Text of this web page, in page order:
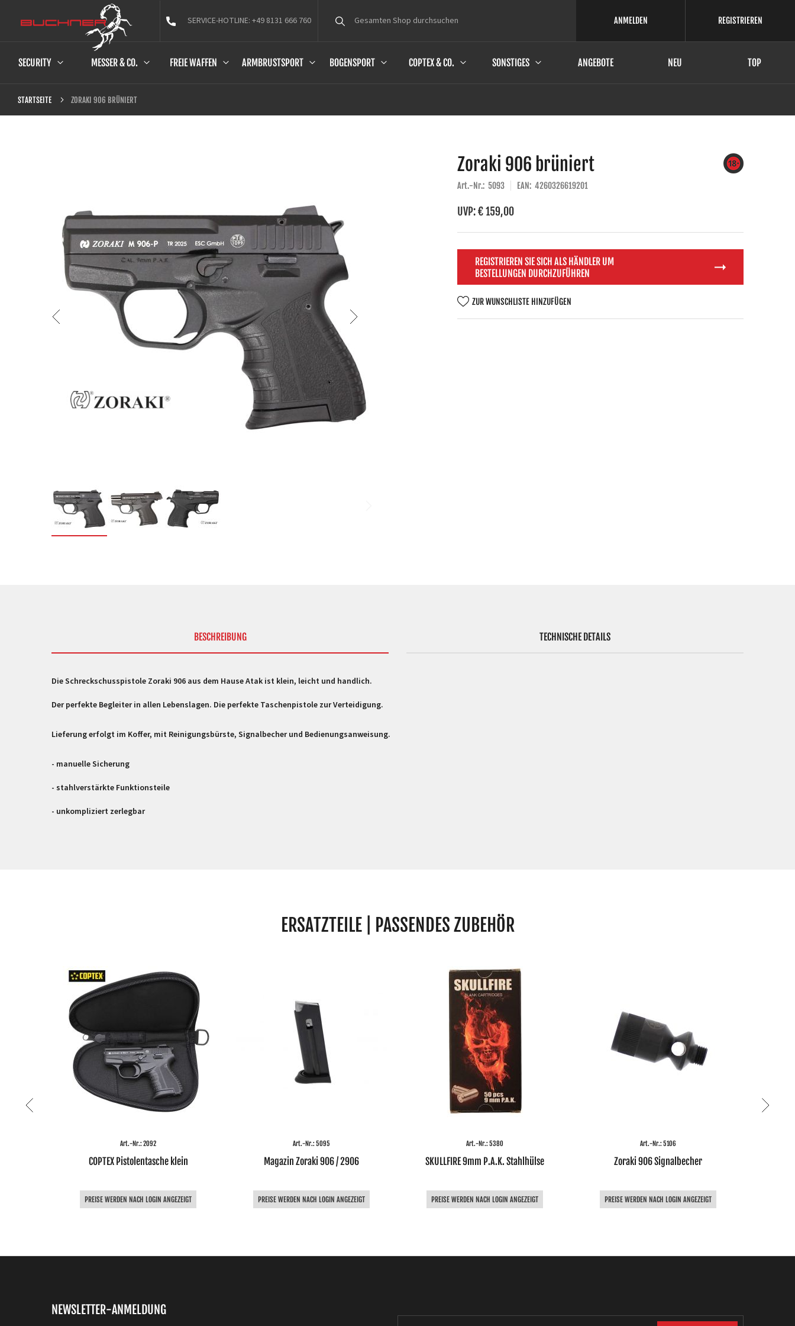
SERVICE-HOTLINE: +49 8131 666 760 ANMELDEN REGISTRIEREN
SECURITY MESSER & CO. FREIE WAFFEN ARMBRUSTSPORT BOGENSPORT COPTEX & CO. SONSTIGES ANGEBOTE NEU TOP
STARTSEITE ZORAKI 906 BRÜNIERT
Zoraki 906 brüniert
Art.-Nr.: 5093 EAN: 4260326619201
UVP: € 159,00
REGISTRIEREN SIE SICH ALS HÄNDLER UM
BESTELLUNGEN DURCHZUFÜHREN
ZUR WUNSCHLISTE HINZUFÜGEN
BESCHREIBUNG
Die Schreckschusspistole Zoraki 906 aus dem Hause Atak ist klein, leicht und handlich.
Der perfekte Begleiter in allen Lebenslagen. Die perfekte Taschenpistole zur Verteidigung.
Lieferung erfolgt im Koffer, mit Reinigungsbürste, Signalbecher und Bedienungsanweisung.
- manuelle Sicherung
- stahlverstärkte Funktionsteile
- unkompliziert zerlegbar
TECHNISCHE DETAILS
ERSATZTEILE | PASSENDES ZUBEHÖR
Art.-Nr.: 2092
COPTEX Pistolentasche klein
PREISE WERDEN NACH LOGIN ANGEZEIGT
Art.-Nr.: 5095
Magazin Zoraki 906 / 2906
PREISE WERDEN NACH LOGIN ANGEZEIGT
Art.-Nr.: 5380
SKULLFIRE 9mm P.A.K. Stahlhülse
PREISE WERDEN NACH LOGIN ANGEZEIGT
Art.-Nr.: 5106
Zoraki 906 Signalbecher
PREISE WERDEN NACH LOGIN ANGEZEIGT
NEWSLETTER-ANMELDUNG